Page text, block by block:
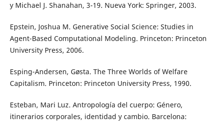
y Michael J. Shanahan, 3-19. Nueva York: Springer, 2003.
Epstein, Joshua M. Generative Social Science: Studies in
Agent-Based Computational Modeling. Princeton: Princeton
University Press, 2006.
Esping-Andersen, Gøsta. The Three Worlds of Welfare
Capitalism. Princeton: Princeton University Press, 1990.
Esteban, Mari Luz. Antropología del cuerpo: Género,
itinerarios corporales, identidad y cambio. Barcelona: